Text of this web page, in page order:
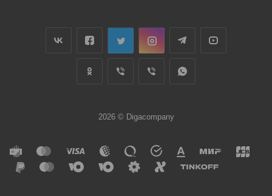
2026 © Digacompany